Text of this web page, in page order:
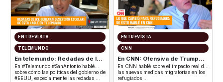
ENTREVISTA
TELEMUNDO
En telemundo: Redadas de ICE
generan deserción escolar
En #Telemundo #SanAntonio hablé
sobre cómo las políticas del gobierno de
#EEUU, especialmente las redadas …
ENTREVISTA
CNN
En CNN: Ofensiva de Trump
contra refugiados
En CNN hablé sobre el impacto real de
las nuevas medidas migratorias en los
refugiados …